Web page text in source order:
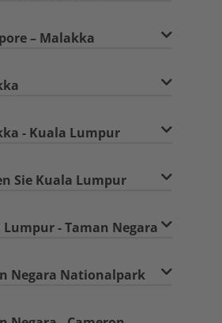
– Malakka
- Kuala Lumpur
Sie Kuala Lumpur
Lumpur - Taman Negara
Negara Nationalpark